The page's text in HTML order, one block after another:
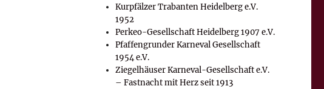
Kurpfälzer Trabanten Heidelberg e.V.
1952
Perkeo-Gesellschaft Heidelberg 1907 e.V.
Pfaffengrunder Karneval Gesellschaft
1954 e.V.
Ziegelhäuser Karneval-Gesellschaft e.V.
– Fastnacht mit Herz seit 1913